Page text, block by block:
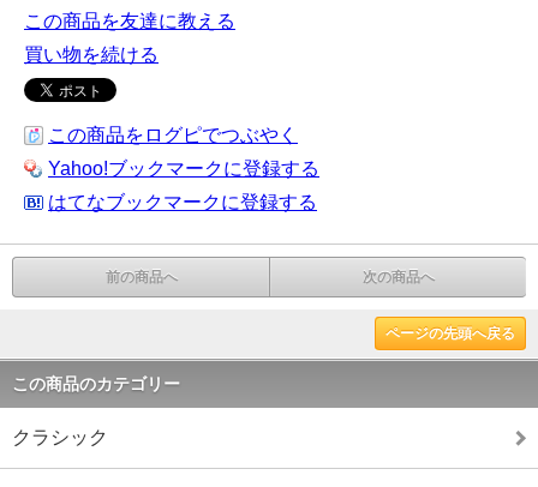
この商品を友達に教える
買い物を続ける
この商品をログピでつぶやく
Yahoo!ブックマークに登録する
はてなブックマークに登録する
前の商品へ 次の商品へ
ページの先頭へ戻る
この商品のカテゴリー
クラシック